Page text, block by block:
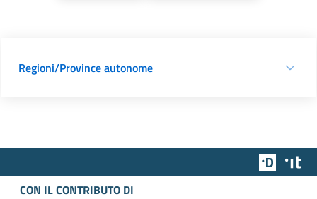
Regioni/Province autonome
Team
CON IL CONTRIBUTO DI